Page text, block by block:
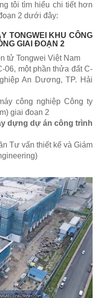
tôi tìm hiểu chi tiết hơn
2 dưới đây:
TONGWEI KHU CÔNG
GIAI ĐOẠN 2
tử Tongwei Việt Nam
06, một phần thửa đất C-
An Dương, TP. Hải
công nghiệp Công ty
giai đoạn 2
dựng dự án công trình
Tư vấn thiết kế và Giám